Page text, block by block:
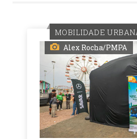
MOBILIDADE
Alex Rocha/PMPA